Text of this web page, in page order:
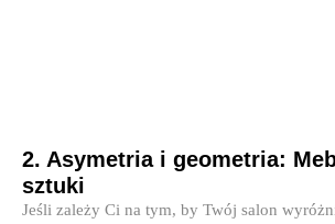
2. Asymetria i geometria:
sztuki
Jeśli zależy Ci na tym, by Twój salon